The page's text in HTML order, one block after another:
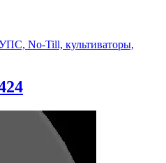
No-Till, культиваторы,